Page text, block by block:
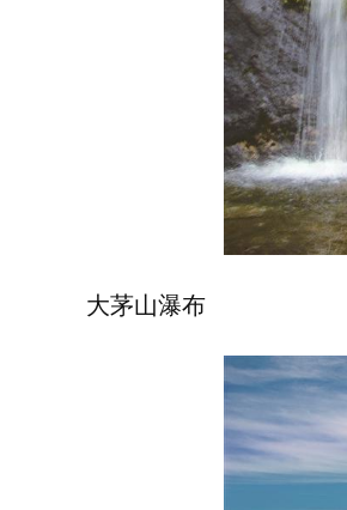
大茅山瀑布